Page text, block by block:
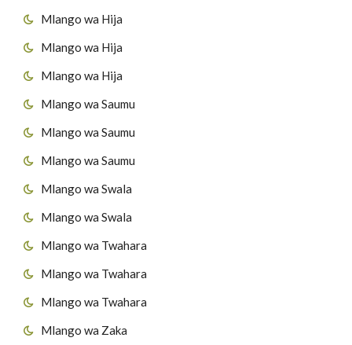
Mlango wa Hija
Mlango wa Hija
Mlango wa Hija
Mlango wa Saumu
Mlango wa Saumu
Mlango wa Saumu
Mlango wa Swala
Mlango wa Swala
Mlango wa Twahara
Mlango wa Twahara
Mlango wa Twahara
Mlango wa Zaka